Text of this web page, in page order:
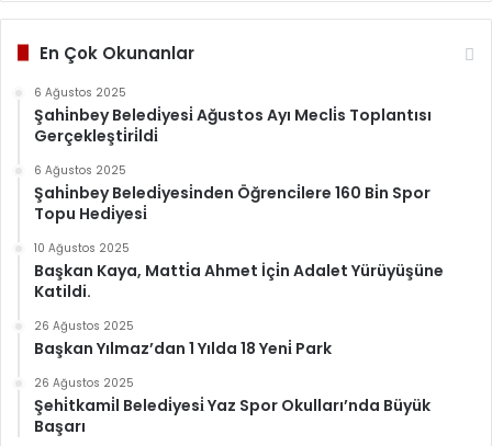
En Çok Okunanlar
6 Ağustos 2025
Şahi̇nbey Beledi̇yesi̇ Ağustos Ayı Mecli̇s Toplantısı
Gerçekleşti̇ri̇ldi̇
6 Ağustos 2025
Şahi̇nbey Beledi̇yesi̇nden Öğrenci̇lere 160 Bi̇n Spor
Topu Hedi̇yesi̇
10 Ağustos 2025
Başkan Kaya, Matti̇a Ahmet İçi̇n Adalet Yürüyüşüne
Katildi.
26 Ağustos 2025
Başkan Yılmaz’dan 1 Yılda 18 Yeni̇ Park
26 Ağustos 2025
Şehi̇tkami̇l Beledi̇yesi̇ Yaz Spor Okulları’nda Büyük
Başarı